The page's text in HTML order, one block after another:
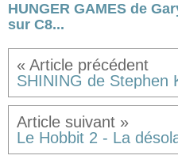
HUNGER GAMES de
sur C8...
SHINING de Stephen
Le Hobbit 2 - La